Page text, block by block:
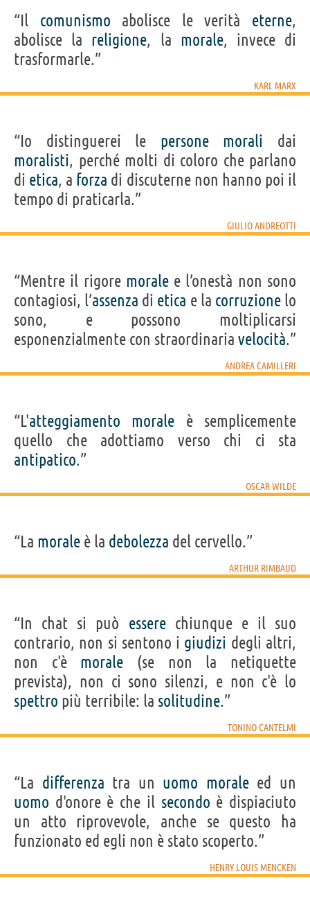
“Il comunismo abolisce le verità eterne,
abolisce la religione, la morale, invece di
trasformarle.”
KARL MARX
“Io distinguerei le persone morali dai
moralisti, perché molti di coloro che parlano
di etica, a forza di discuterne non hanno poi il
tempo di praticarla.”
GIULIO ANDREOTTI
“Mentre il rigore moralee l’onestà non sono
contagiosi, l’assenza di etica e la corruzionelo
sono, e possono moltiplicarsi
esponenzialmente con straordinaria velocità.”
ANDREA CAMILLERI
“L'atteggiamento morale è semplicemente
quello che adottiamo verso chi ci sta
antipatico.”
OSCAR WILDE
“La morale è la debolezza del cervello.”
ARTHUR RIMBAUD
“In chat si può esserechiunque e il suo
contrario, non si sentono i giudizi degli altri,
non c'è morale (se non la netiquette
prevista), non ci sono silenzi, e non c'è lo
spettro più terribile: la solitudine.”
TONINO CANTELMI
“La differenza tra un uomo moraleed un
uomo d'onore è che il secondo è dispiaciuto
un atto riprovevole, anche se questo ha
funzionato ed egli non è stato scoperto.”
HENRY LOUIS MENCKEN